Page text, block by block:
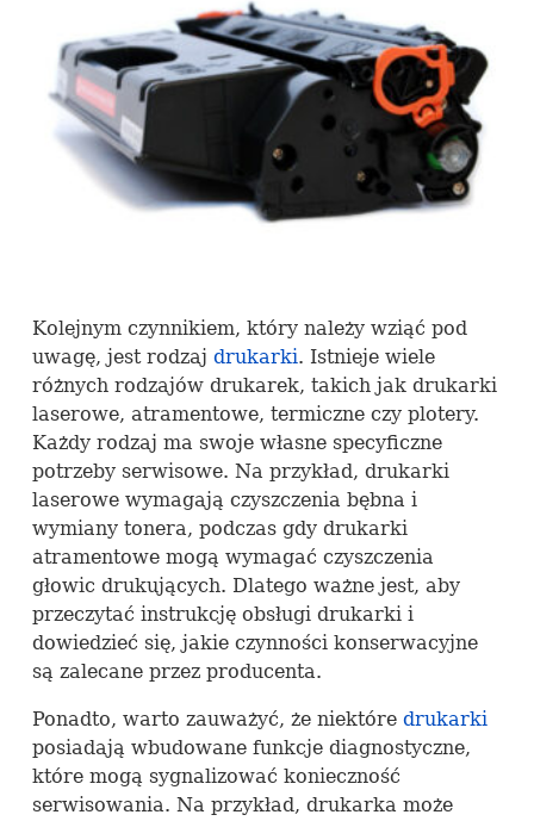
Kolejnym czynnikiem, który należy wziąć pod
uwagę, jest rodzaj drukarki. Istnieje wiele
różnych rodzajów drukarek, takich jak drukarki
laserowe, atramentowe, termiczne czy plotery.
Każdy rodzaj ma swoje własne specyficzne
potrzeby serwisowe. Na przykład, drukarki
laserowe wymagają czyszczenia bębna i
wymiany tonera, podczas gdy drukarki
atramentowe mogą wymagać czyszczenia
głowic drukujących. Dlatego ważne jest, aby
przeczytać instrukcję obsługi drukarki i
dowiedzieć się, jakie czynności konserwacyjne
są zalecane przez producenta.
Ponadto, warto zauważyć, że niektóre drukarki
posiadają wbudowane funkcje diagnostyczne,
które mogą sygnalizować konieczność
serwisowania. Na przykład, drukarka może